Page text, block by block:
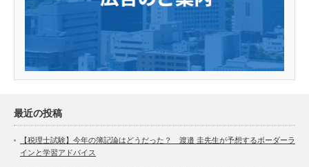
最近の投稿
【税理士試験】今年の簿記論はどうだった？ 渡邉 圭先生が予想するボーダーラ
インと学習アドバイス